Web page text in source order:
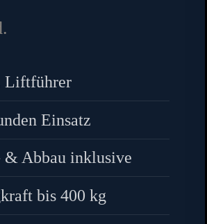
Liftführer
Einsatz
& Abbau inklusive
bis 400 kg